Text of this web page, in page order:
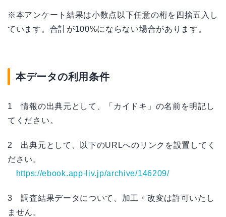
※本アンケート結果は小数点以下任意の桁を四捨五入し
ています。合計が100%にならない場合があります。
本データの利用条件
1 情報の出典元として、「カイドキ」の名前を明記し
てください。
2 出典元として、以下のURLへのリンクを設置してく
ださい。
https://ebook.app-liv.jp/archive/146209/
3 調査結果データについて、加工・改変は許可いたし
ません。